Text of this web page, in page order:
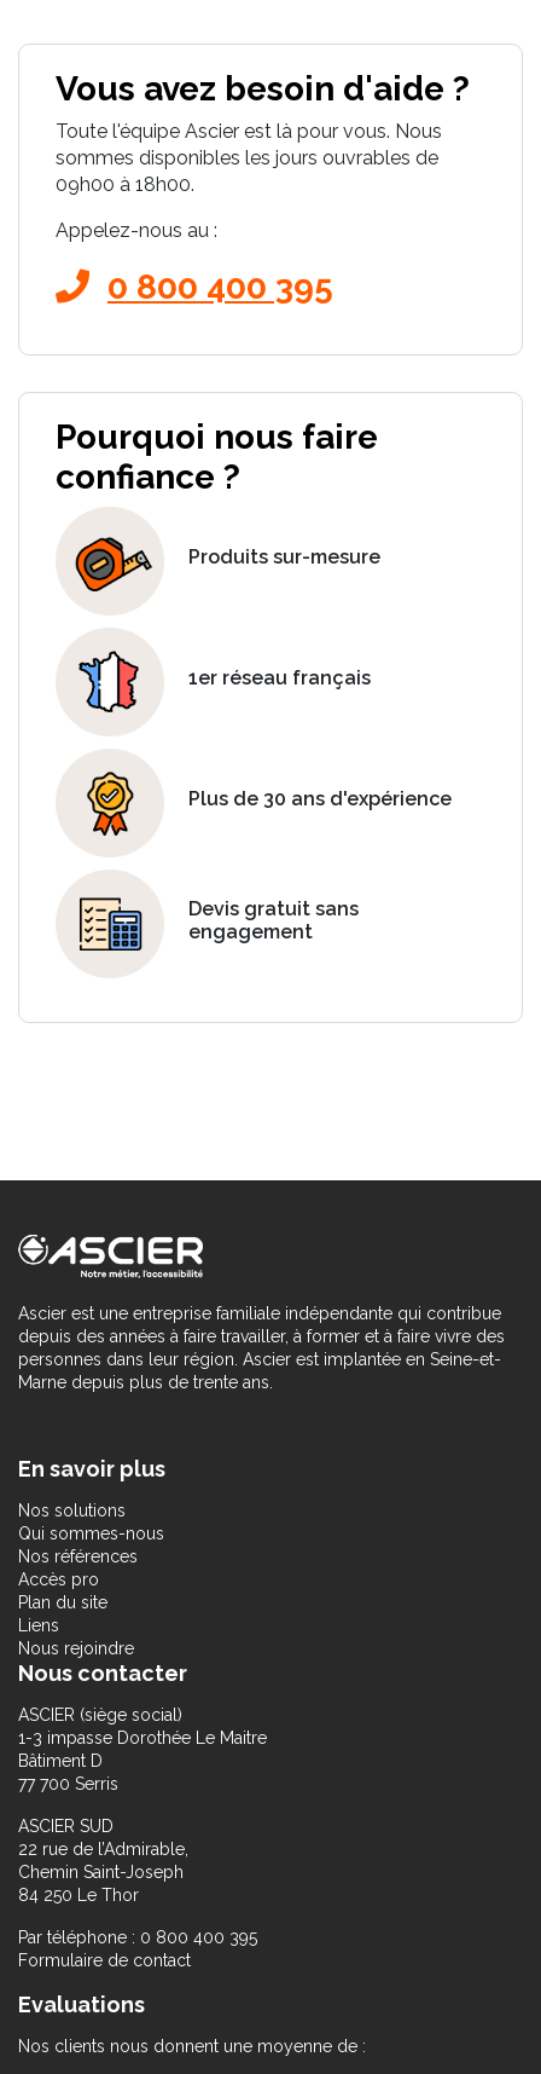
Vous avez besoin d'aide ?
Toute l'équipe Ascier est là pour vous. Nous
sommes disponibles les jours ouvrables de
09h00 à 18h00.
Appelez-nous au :
0 800 400 395
Pourquoi nous faire
confiance ?
Produits sur-mesure
1er réseau français
Plus de 30 ans d'expérience
Devis gratuit sans
engagement
Ascier est une entreprise familiale indépendante qui contribue
depuis des années à faire travailler, à former et à faire vivre des
personnes dans leur région. Ascier est implantée en Seine-et-
Marne depuis plus de trente ans.
En savoir plus
Nos solutions
Qui sommes-nous
Nos références
Accès pro
Plan du site
Liens
Nous rejoindre
Nous contacter
ASCIER (siège social)
1-3 impasse Dorothée Le Maitre
Bâtiment D
77 700 Serris
ASCIER SUD
22 rue de l’Admirable,
Chemin Saint-Joseph
84 250 Le Thor
Par téléphone : 0 800 400 395
Formulaire de contact
Evaluations
Nos clients nous donnent une moyenne de :